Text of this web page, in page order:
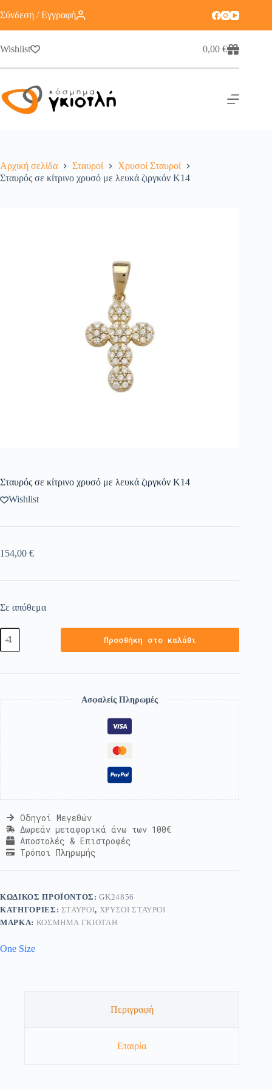
Σύνδεση / Εγγραφή
Wishlist 0,00€
Αρχική σελίδα Σταυροί
Χρυσοί Σταυροί
Σταυρός σε κίτρινο χρυσό με λευκά ζιργκόν Κ14
Σταυρός σε κίτρινο χρυσό με λευκά ζιργκόν Κ14
Wishlist
154,00 €
Σε απόθεμα
Προσθήκη στο καλάθι
Ασφαλείς Πληρωμές
Οδηγοί Μεγεθών
Δωρεάν μεταφορικά άνω των 100€
Αποστολές & Επιστροφές
Τρόποι Πληρωμής
ΚΩΔΙΚΌΣ ΠΡΟΪΌΝΤΟΣ:GK24856
ΚΑΤΗΓΟΡΊΕΣ: ΣΤΑΥΡΟΊ, ΧΡΥΣΟΊ ΣΤΑΥΡΟΊ
ΜΆΡΚΑ: ΚΟΣΜΗΜΑ ΓΚΙΟΤΛΗ
One Size
Περιγραφή
Εταιρία